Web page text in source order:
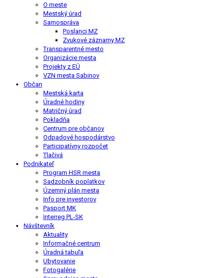
O meste
Mestský úrad
Samospráva
Poslanci MZ
Zvukové záznamy MZ
Transparentné mesto
Organizácie mesta
Projekty z EÚ
VZN mesta Sabinov
Občan
Mestská karta
Úradné hodiny
Matričný úrad
Pokladňa
Centrum pre občanov
Odpadové hospodárstvo
Participatívny rozpočet
Tlačivá
Podnikateľ
Program HSR mesta
Sadzobník poplatkov
Územný plán mesta
Info pre investorov
Pasport MK
Interreg PL-SK
Návštevník
Aktuality
Informačné centrum
Úradná tabuľa
Ubytovanie
Fotogalérie